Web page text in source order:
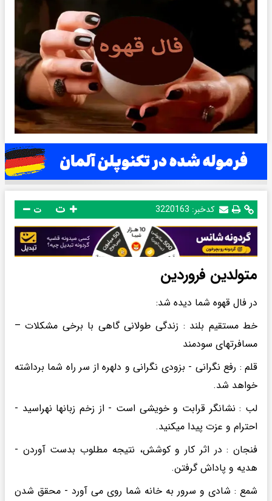
کدخبر: 3220163 ت
متولدین فروردین
در فال قهوه شما دیده شد:
خط مستقیم بلند : زندگی طولانی گاهی با برخی مشکلات –
مسافرتهای سودمند
قلم : رفع نگرانی - بزودی نگرانی و دلهره از سر راه شما برداشته
خواهد شد.
لب : نشانگر قرابت و خویشی است - از زخم زبانها نهراسید -
احترام و عزت پیدا میکنید.
فنجان : در اثر کار و کوشش، نتیجه مطلوب بدست آوردن -
هدیه و پاداش گرفتن.
شمع : شادی و سرور به خانه شما روی می آورد - محقق شدن